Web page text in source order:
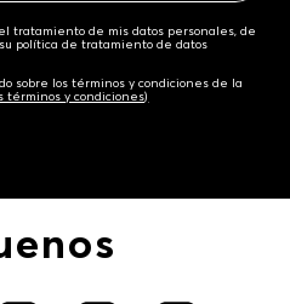
el tratamiento de mis datos personales, de
política de tratamiento de datos
sobre los términos y condiciones de la
términos y condiciones)